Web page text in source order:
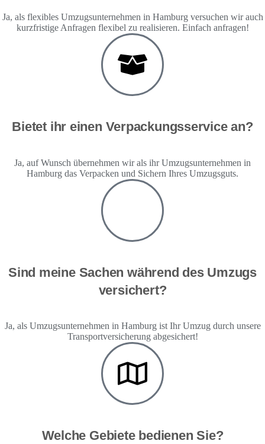
Ja, als flexibles Umzugsunternehmen in Hamburg versuchen wir auch
kurzfristige Anfragen flexibel zu realisieren. Einfach anfragen!
Bietet ihr einen Verpackungsservice an?
Ja, auf Wunsch übernehmen wir als ihr Umzugsunternehmen in
Hamburg das Verpacken und Sichern Ihres Umzugsguts.
Sind meine Sachen während des Umzugs
versichert?
Ja, als Umzugsunternehmen in Hamburg ist Ihr Umzug durch unsere
Transportversicherung abgesichert!
Welche Gebiete bedienen Sie?